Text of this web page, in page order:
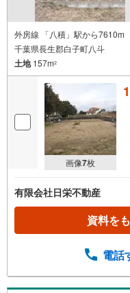
外房線 「八積」駅から7610m
千葉県長生郡白子町八斗
土地157m2
画像7枚
有限会社日栄不動産
資料を
電話